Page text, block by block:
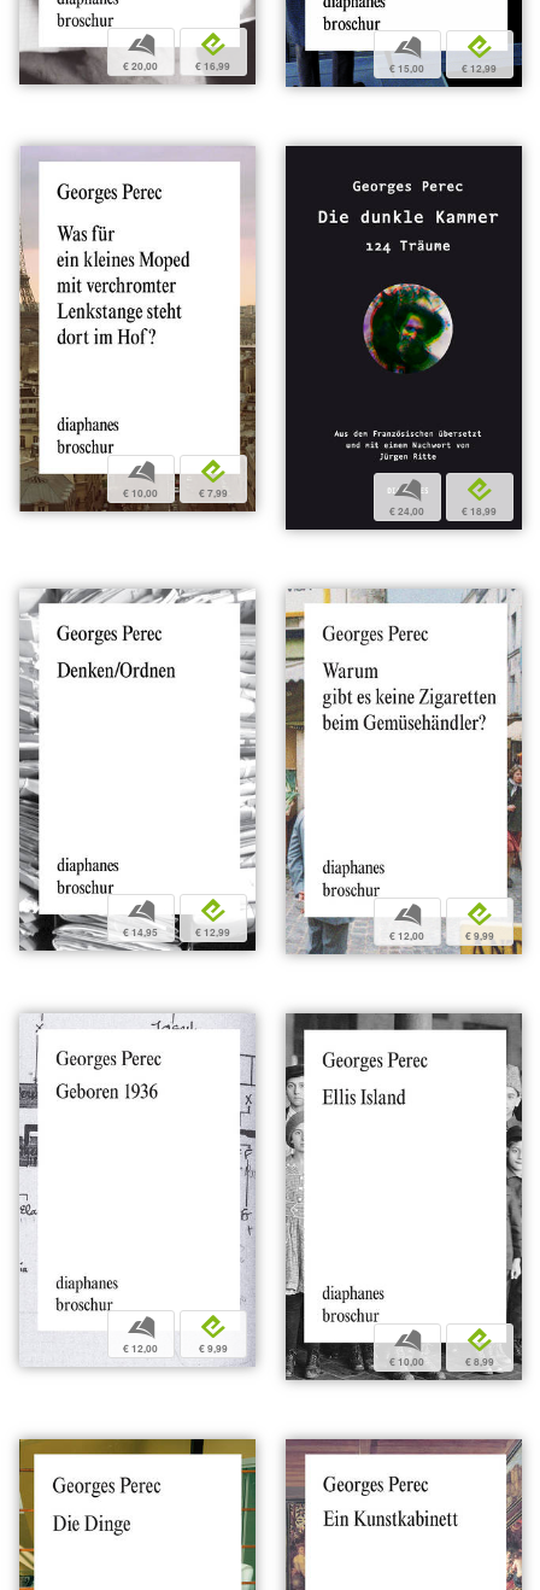
b
€ 20,00
e
€ 16,99
b
€ 15,00
e
€ 12,99
b
€ 10,00
e
€ 7,99 b
€ 24,00
e
€ 18,99
b
€ 14,95
e
€ 12,99
b
€ 12,00
e
€ 9,99
b
€ 12,00
e
€ 9,99 b
€ 10,00
e
€ 8,99